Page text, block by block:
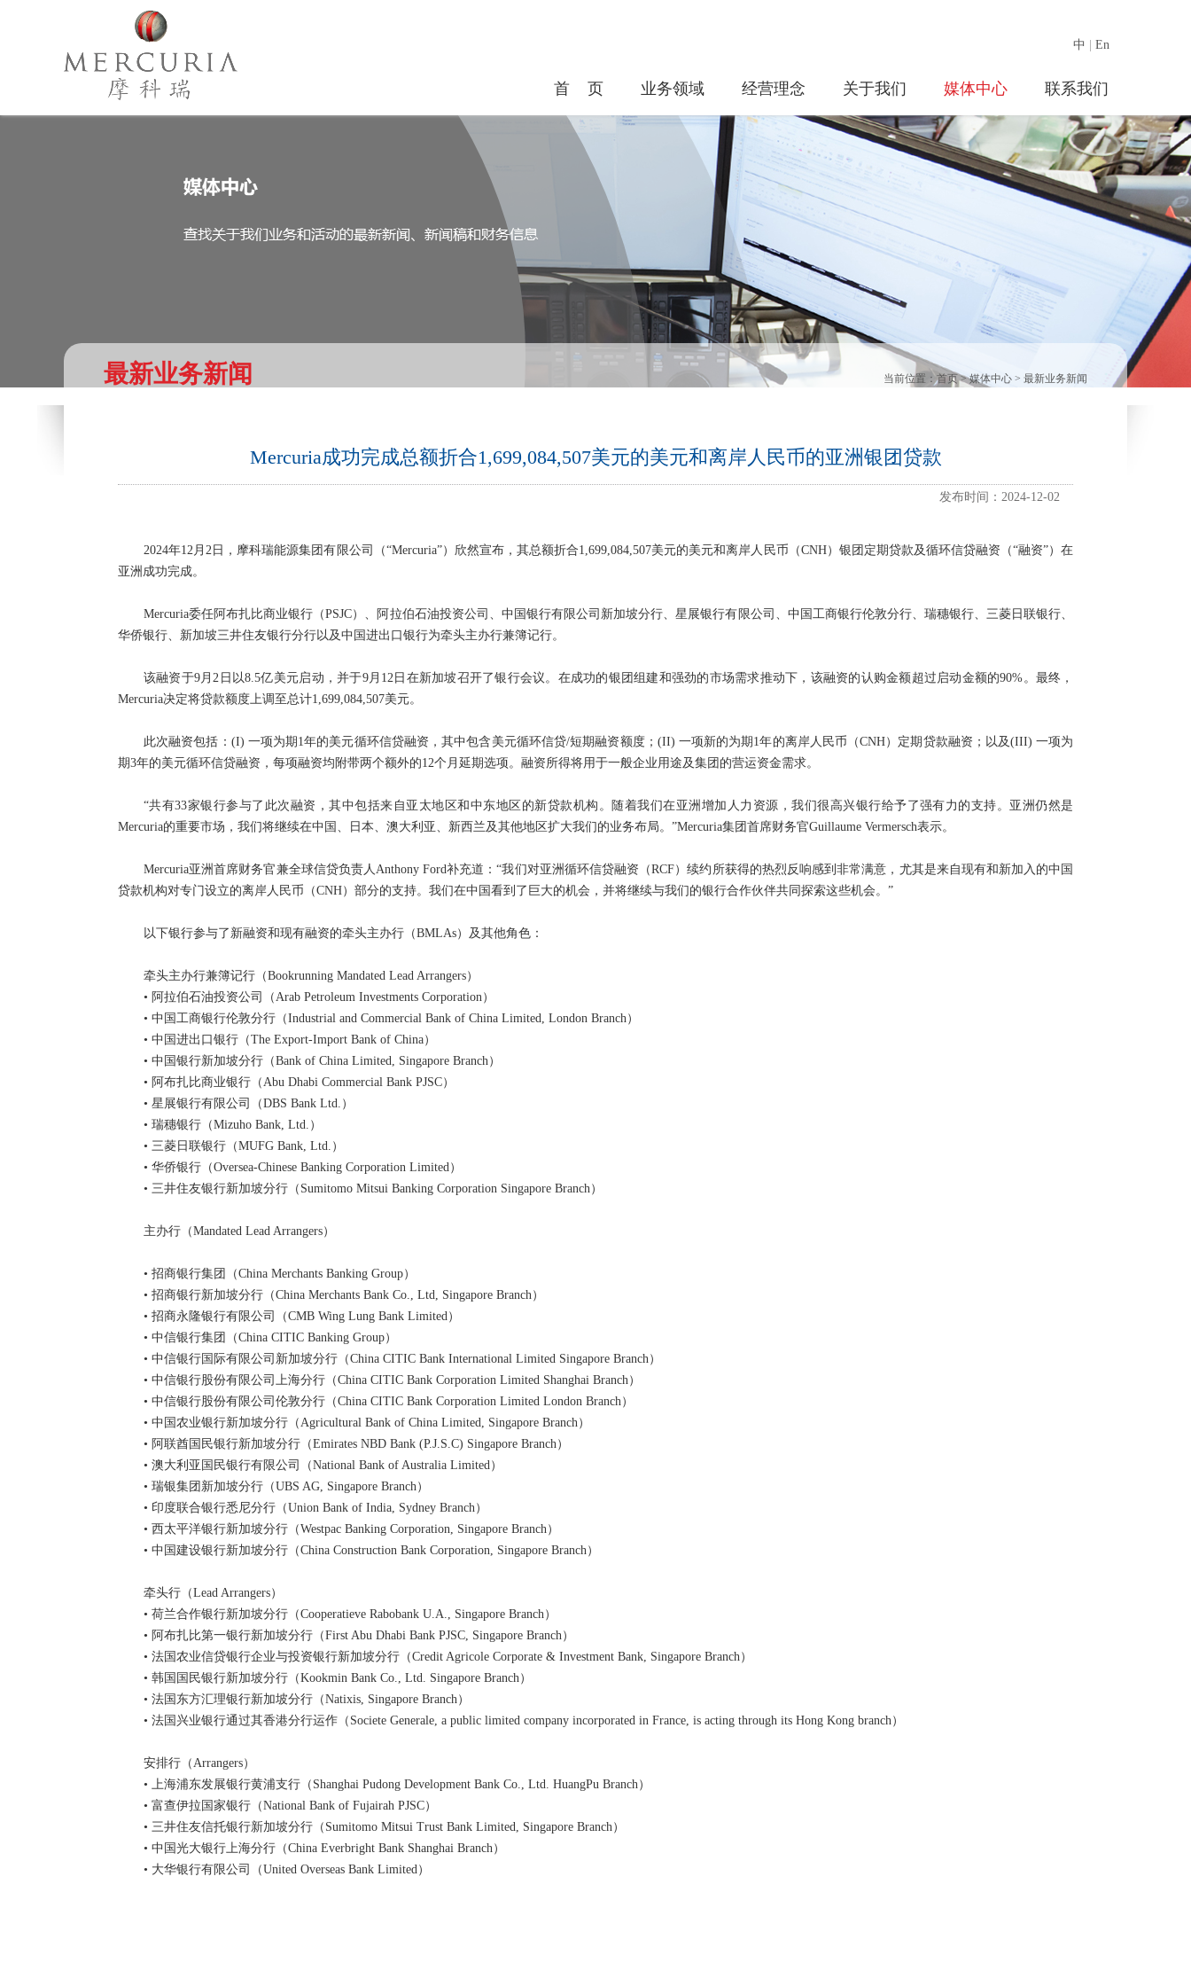
中 En
首 页 业务领域 经营理念 关于我们 媒体中心 联系我们
最新业务新闻 当前位置：首页>媒体中心 > 最新业务新闻
Mercuria成功完成总额折合1,699,084,507美元的美元和离岸人民币的亚洲银团贷款
发布时间：2024-12-02
2024年12月2日，摩科瑞能源集团有限公司（“Mercuria”）欣然宣布，其总额折合1,699,084,507美元的美元和离岸人民币（CNH）银团定期贷款及循环信贷融资（“融资”）在
亚洲成功完成。
Mercuria委任阿布扎比商业银行（PSJC）、阿拉伯石油投资公司、中国银行有限公司新加坡分行、星展银行有限公司、中国工商银行伦敦分行、瑞穗银行、三菱日联银行、
华侨银行、新加坡三井住友银行分行以及中国进出口银行为牵头主办行兼簿记行。
该融资于9月2日以8.5亿美元启动，并于9月12日在新加坡召开了银行会议。在成功的银团组建和强劲的市场需求推动下，该融资的认购金额超过启动金额的90%。最终，
Mercuria决定将贷款额度上调至总计1,699,084,507美元。
此次融资包括：(I) 一项为期1年的美元循环信贷融资，其中包含美元循环信贷/短期融资额度；(II) 一项新的为期1年的离岸人民币（CNH）定期贷款融资；以及(III) 一项为
期3年的美元循环信贷融资，每项融资均附带两个额外的12个月延期选项。融资所得将用于一般企业用途及集团的营运资金需求。
“共有33家银行参与了此次融资，其中包括来自亚太地区和中东地区的新贷款机构。随着我们在亚洲增加人力资源，我们很高兴银行给予了强有力的支持。亚洲仍然是
Mercuria的重要市场，我们将继续在中国、日本、澳大利亚、新西兰及其他地区扩大我们的业务布局。”Mercuria集团首席财务官Guillaume Vermersch表示。
Mercuria亚洲首席财务官兼全球信贷负责人Anthony Ford补充道：“我们对亚洲循环信贷融资（RCF）续约所获得的热烈反响感到非常满意，尤其是来自现有和新加入的中国
贷款机构对专门设立的离岸人民币（CNH）部分的支持。我们在中国看到了巨大的机会，并将继续与我们的银行合作伙伴共同探索这些机会。”
以下银行参与了新融资和现有融资的牵头主办行（BMLAs）及其他角色：
牵头主办行兼簿记行（Bookrunning Mandated Lead Arrangers）
• 阿拉伯石油投资公司（Arab Petroleum Investments Corporation）
• 中国工商银行伦敦分行（Industrial and Commercial Bank of China Limited, London Branch）
• 中国进出口银行（The Export-Import Bank of China）
• 中国银行新加坡分行（Bank of China Limited, Singapore Branch）
• 阿布扎比商业银行（Abu Dhabi Commercial Bank PJSC）
• 星展银行有限公司（DBS Bank Ltd.）
• 瑞穗银行（Mizuho Bank, Ltd.）
• 三菱日联银行（MUFG Bank, Ltd.）
• 华侨银行（Oversea-Chinese Banking Corporation Limited）
• 三井住友银行新加坡分行（Sumitomo Mitsui Banking Corporation Singapore Branch）
主办行（Mandated Lead Arrangers）
• 招商银行集团（China Merchants Banking Group）
• 招商银行新加坡分行（China Merchants Bank Co., Ltd, Singapore Branch）
• 招商永隆银行有限公司（CMB Wing Lung Bank Limited）
• 中信银行集团（China CITIC Banking Group）
• 中信银行国际有限公司新加坡分行（China CITIC Bank International Limited Singapore Branch）
• 中信银行股份有限公司上海分行（China CITIC Bank Corporation Limited Shanghai Branch）
• 中信银行股份有限公司伦敦分行（China CITIC Bank Corporation Limited London Branch）
• 中国农业银行新加坡分行（Agricultural Bank of China Limited, Singapore Branch）
• 阿联酋国民银行新加坡分行（Emirates NBD Bank (P.J.S.C) Singapore Branch）
• 澳大利亚国民银行有限公司（National Bank of Australia Limited）
• 瑞银集团新加坡分行（UBS AG, Singapore Branch）
• 印度联合银行悉尼分行（Union Bank of India, Sydney Branch）
• 西太平洋银行新加坡分行（Westpac Banking Corporation, Singapore Branch）
• 中国建设银行新加坡分行（China Construction Bank Corporation, Singapore Branch）
牵头行（Lead Arrangers）
• 荷兰合作银行新加坡分行（Cooperatieve Rabobank U.A., Singapore Branch）
• 阿布扎比第一银行新加坡分行（First Abu Dhabi Bank PJSC, Singapore Branch）
• 法国农业信贷银行企业与投资银行新加坡分行（Credit Agricole Corporate & Investment Bank, Singapore Branch）
• 韩国国民银行新加坡分行（Kookmin Bank Co., Ltd. Singapore Branch）
• 法国东方汇理银行新加坡分行（Natixis, Singapore Branch）
• 法国兴业银行通过其香港分行运作（Societe Generale, a public limited company incorporated in France, is acting through its Hong Kong branch）
安排行（Arrangers）
• 上海浦东发展银行黄浦支行（Shanghai Pudong Development Bank Co., Ltd. HuangPu Branch）
• 富查伊拉国家银行（National Bank of Fujairah PJSC）
• 三井住友信托银行新加坡分行（Sumitomo Mitsui Trust Bank Limited, Singapore Branch）
• 中国光大银行上海分行（China Everbright Bank Shanghai Branch）
• 大华银行有限公司（United Overseas Bank Limited）